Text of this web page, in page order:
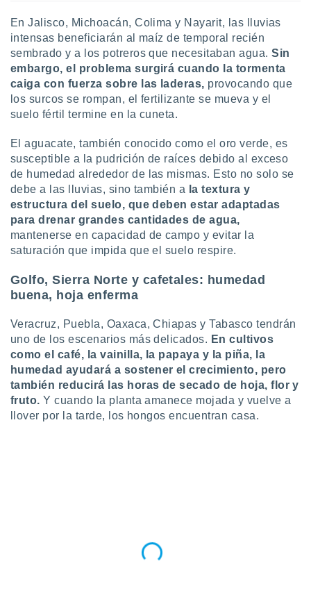
utilizar
crear un
uso de
contenido
medir el
la
el
del
de
o a través
de
de
uso de
e
mediante
publicidad
En Jalisco, Michoacán, Colima y Nayarit, las lluvias
intensas beneficiarán al maíz de temporal recién
sembrado y a los potreros que necesitaban agua.Sin
embargo, el problema surgirá cuando la tormenta
caiga con fuerza sobre las laderas, provocando que
los surcos se rompan, el fertilizante se mueva y el
suelo fértil termine en la cuneta.
El aguacate, también conocido como el oro verde, es
susceptible a la pudrición de raíces debido al exceso
de humedad alrededor de las mismas. Esto no solo se
debe a las lluvias, sino también a la textura y
estructura del suelo, que deben estar adaptadas
para drenar grandes cantidades de agua,
mantenerse en capacidad de campo y evitar la
saturación que impida que el suelo respire.
Golfo, Sierra Norte y cafetales: humedad
buena, hoja enferma
Veracruz, Puebla, Oaxaca, Chiapas y Tabasco tendrán
uno de los escenarios más delicados. En cultivos
como el café, la vainilla, la papaya y la piña, la
humedad ayudará a sostener el crecimiento, pero
también reducirá las horas de secado de hoja, flor y
fruto.Y cuando la planta amanece mojada y vuelve a
llover por la tarde, los hongos encuentran casa.